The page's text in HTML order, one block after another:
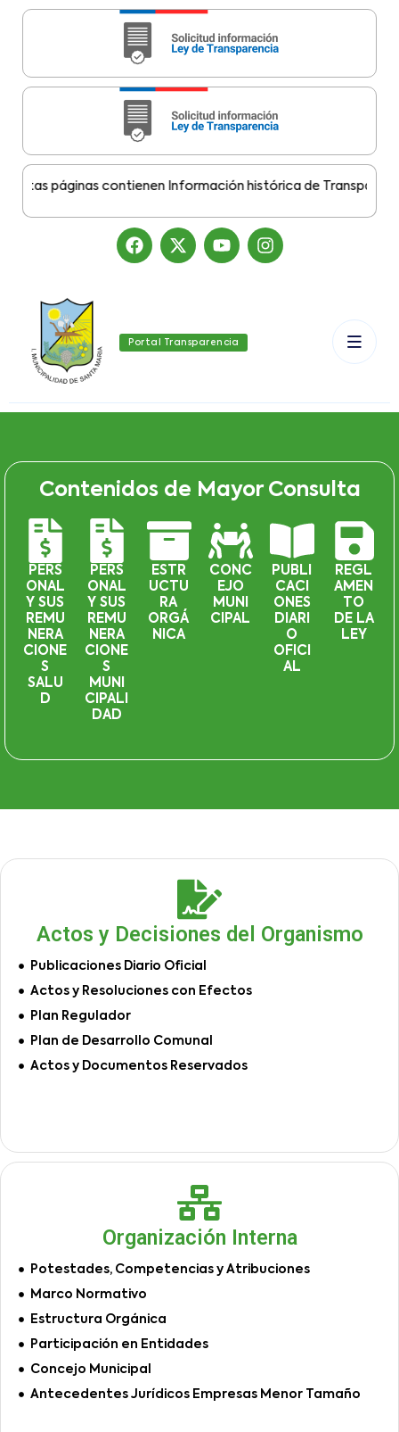
páginas contienen Información histórica de Transparencia
Portal Transparencia
Contenidos de Mayor Consulta
PERS
ONAL
Y SUS
REMU
NERA
CIONE
S
SALU
D
PERS
ONAL
Y SUS
REMU
NERA
CIONE
S
MUNI
CIPALI
DAD
ESTR
UCTU
RA
ORGÁ
NICA
CONC
EJO
MUNI
CIPAL
PUBLI
CACI
ONES
DIARI
O
OFICI
AL
REGL
AMEN
TO
DE LA
LEY
Actos y Decisiones del Organismo
Publicaciones Diario Oficial
Actos y Resoluciones con Efectos
Plan Regulador
Plan de Desarrollo Comunal
Actos y Documentos Reservados
Organización Interna
Potestades, Competencias y Atribuciones
Marco Normativo
Estructura Orgánica
Participación en Entidades
Concejo Municipal
Antecedentes Jurídicos Empresas Menor Tamaño